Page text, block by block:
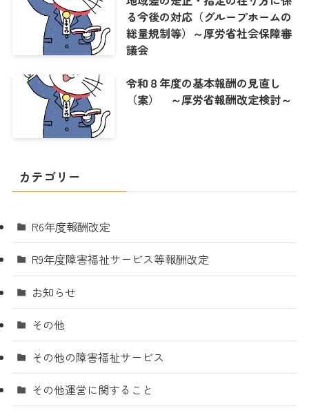
る今後の対応（グループホームの
総量規制等）～厚労省社会保障審
議会
令和８年度の基本報酬の見直し
（案） ～厚労省報酬改定検討～
カテゴリー
R6年度報酬改定
R9年度障害福祉サービス等報酬改定
お知らせ
その他
その他の障害福祉サービス
その他運営に関すること